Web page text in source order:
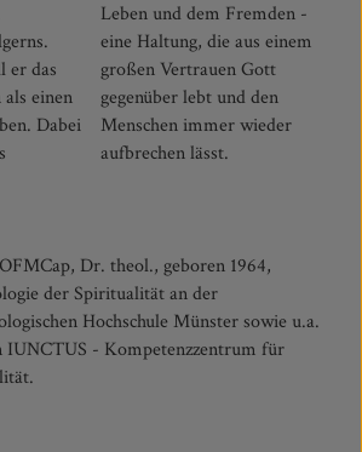
er das
einen
Dabei
einem
Gott
den
wieder
aufbrechen lässt.
Dr. theol., geboren 1964,
der Spiritualität an der
Hochschule Münster sowie u.a.
- Kompetenzzentrum für